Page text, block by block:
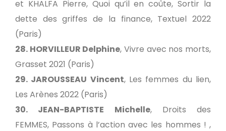
et KHALFA Pierre, Quoi qu’il en coûte, Sortir la
dette des griffes de la finance, Textuel 2022
(Paris)
28. HORVILLEUR Delphine, Vivre avec nos morts,
Grasset 2021 (Paris)
29. JAROUSSEAU Vincent, Les femmes du lien,
Les Arènes 2022 (Paris)
30. JEAN-BAPTISTE Michelle, Droits des
FEMMES, Passons à l’action avec les hommes ! ,